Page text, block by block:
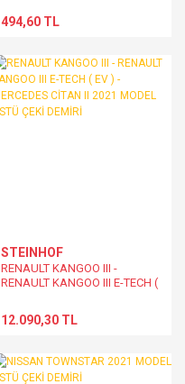
494,60 TL
STEINHOF
RENAULT KANGOO III -
RENAULT KANGOO III E-TECH (
12.090,30 TL